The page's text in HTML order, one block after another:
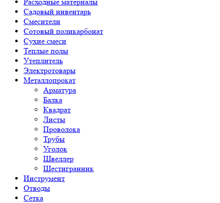
Садовый инвентарь
Смесители
Сотовый поликарбонат
Сухие смеси
Теплые полы
Утеплитель
Электротовары
Металлопрокат
Арматура
Балка
Квадрат
Листы
Проволока
Трубы
Уголок
Швеллер
Шестигранник
Инструмент
Отводы
Сетка